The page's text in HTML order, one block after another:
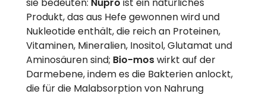
Produkt, das aus Hefe gewonnen wird und
Nukleotide enthält, die reich an Proteinen,
Vitaminen, Mineralien, Inositol, Glutamat und
Aminosäuren sind; Bio-moswirkt auf der
Darmebene, indem es die Bakterien anlockt,
die für die Malabsorption von Nahrung